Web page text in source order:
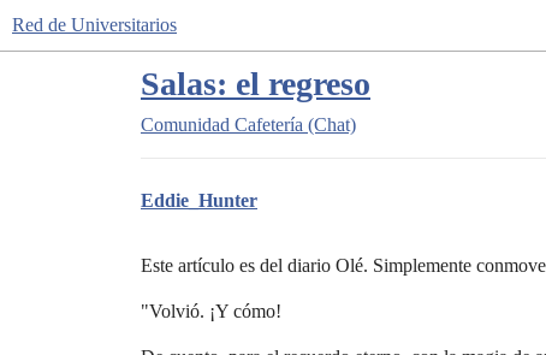
Red de Universitarios
Salas: el regreso
Comunidad Cafetería (Chat)
Eddie_Hunter
Este artículo es del diario Olé. Simplemente
"Volvió. ¡Y cómo!